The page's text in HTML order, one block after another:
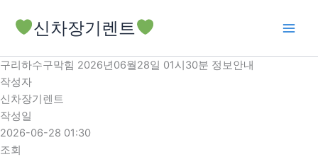
로
건
너
뛰
기
신차장기렌트
구리하수구막힘 2026년06월28일 01시30분 정보안내
작성자
신차장기렌트
작성일
2026-06-28 01:30
조회